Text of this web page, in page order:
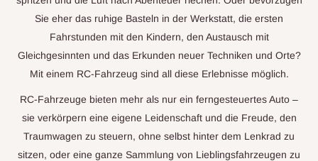
Sie eher das ruhige Basteln in der Werkstatt, die ersten
Fahrstunden mit den Kindern, den Austausch mit
Gleichgesinnten und das Erkunden neuer Techniken und Orte?
Mit einem RC-Fahrzeug sind all diese Erlebnisse möglich.
RC-Fahrzeuge bieten mehr als nur ein ferngesteuertes Auto –
sie verkörpern eine eigene Leidenschaft und die Freude, den
Traumwagen zu steuern, ohne selbst hinter dem Lenkrad zu
sitzen, oder eine ganze Sammlung von Lieblingsfahrzeugen zu